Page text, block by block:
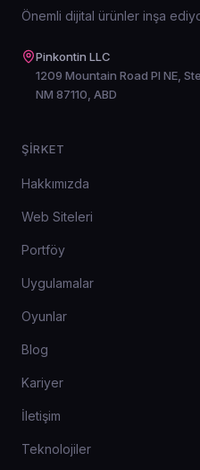
edileceğini bilmeniz için
Önemli dijital ürünler inşa
Pinkontin LLC
1209 Mountain Road Pl NE,
NM 87110, ABD
ŞIRKET
Hakkımızda
Web Siteleri
Portföy
Uygulamalar
Oyunlar
Blog
Kariyer
İletişim
Teknolojiler